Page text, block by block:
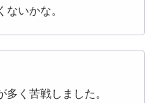
ないかな。
多く苦戦しました。